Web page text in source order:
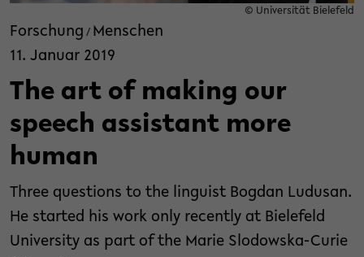
© Universität Bielefeld
Forschung / Menschen
11. Januar 2019
The art of making our
speech assistant more
human
Three questions to the linguist Bogdan Ludusan.
He started his work only recently at Bielefeld
University as part of the Marie Slodowska-Curie